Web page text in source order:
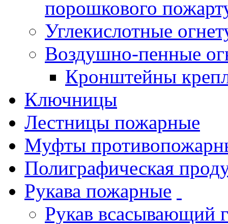
порошкового
Углекислотные
Воздушно-пенные
Кронштейны
Ключницы
Лестницы пожарные
Муфты
Полиграфическая
Рукава пожарные
Рукав всасывающий